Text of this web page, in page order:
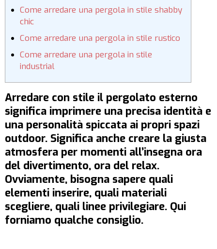
Come arredare una pergola in stile shabby
chic
Come arredare una pergola in stile rustico
Come arredare una pergola in stile
industrial
Arredare con stile il pergolato esterno
significa imprimere una precisa identità e
una personalità spiccata ai propri spazi
outdoor. Significa anche creare la giusta
atmosfera per momenti all’insegna ora
del divertimento, ora del relax.
Ovviamente, bisogna sapere quali
elementi inserire, quali materiali
scegliere, quali linee privilegiare. Qui
forniamo qualche consiglio.